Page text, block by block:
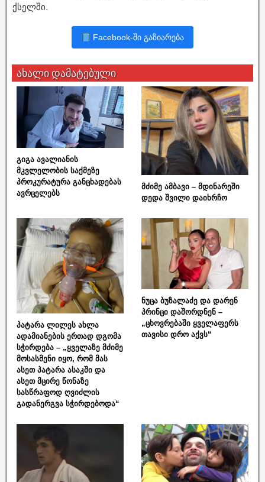
ქსელში.
Facebook-ში გაზიარება
ახალი დამატებული
გიგა ავალიანის
მკვლელობის საქმეზე
პროკურატურა განცხადებას
ავრცელებს
მძიმე ამბავი – მდინარეში
დედა შვილი დაიხრჩო
პატარა ლილეს ახლა
ადამიანების ერთად დგომა
სჭირდება – „ყველაზე მძიმე
მოსასმენი იყო, რომ მას
ასეთ პატარა ასაკში და
ასეთ მცირე წონაზე
სასწრაფოდ ღვიძლის
გადანერგვა სჭირდებოდა“
ნუცა ბუზალაძე და დარენ
პრინცი დაშორდნენ –
„ცხოვრებაში ყველაფერს
თავისი დრო აქვს“